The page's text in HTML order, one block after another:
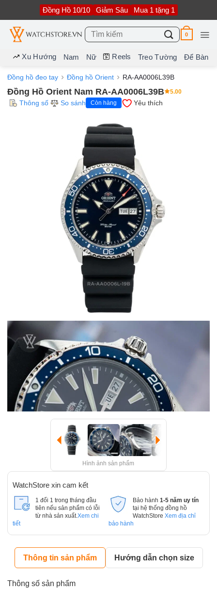
nội
dung
Đồng Hồ 10/10 Giảm Sâu Mua 1 tặng 1
Tìm
kiếm:
0
Xu Hướng Nam Nữ Reels Treo Tường Để Bàn
Đồng hồ đeo tay Đồng hồ Orient RA-AA0006L39B
Đồng Hồ Orient Nam RA-AA0006L39B 5.00
Thông số So sánh Còn hàng Yêu thích
Hình ảnh sản phẩm
WatchStore xin cam kết
1 đổi 1 trong tháng đầu
tiên nếu sản phẩm có lỗi
từ nhà sản xuất. Xem chi
tiết
Bảo hành 1-5 năm uy tín
tại hệ thống đồng hồ
WatchStore Xem địa chỉ
bảo hành
Thông tin sản phẩm Hướng dẫn chọn size
Thông số sản phẩm